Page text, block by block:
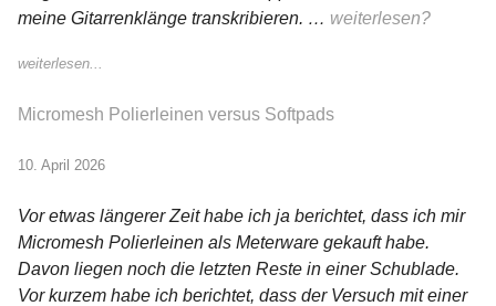
meine Gitarrenklänge transkribieren. … weiterlesen?
weiterlesen...
Micromesh Polierleinen versus Softpads
10. April 2026
Vor etwas längerer Zeit habe ich ja berichtet, dass ich mir
Micromesh Polierleinen als Meterware gekauft habe.
Davon liegen noch die letzten Reste in einer Schublade.
Vor kurzem habe ich berichtet, dass der Versuch mit einer